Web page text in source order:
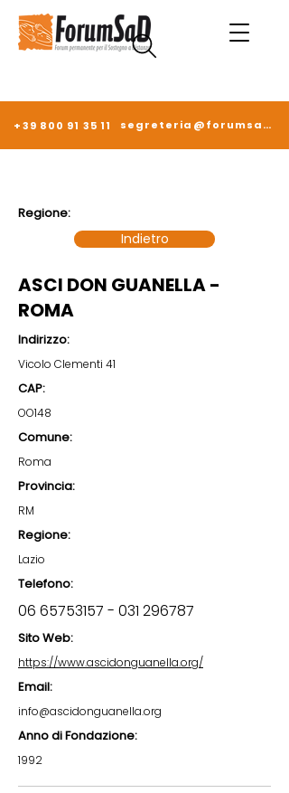
+39 800 91 35 11 segreteria@forumsad.it
Regione:
Indietro
ASCI DON GUANELLA -
ROMA
Indirizzo:
Vicolo Clementi 41
CAP:
OO148
Comune:
Roma
Provincia:
RM
Regione:
Lazio
Telefono:
06 65753157 - 031 296787
Sito Web:
https://www.ascidonguanella.org/
Email:
info@ascidonguanella.org
Anno di Fondazione:
1992